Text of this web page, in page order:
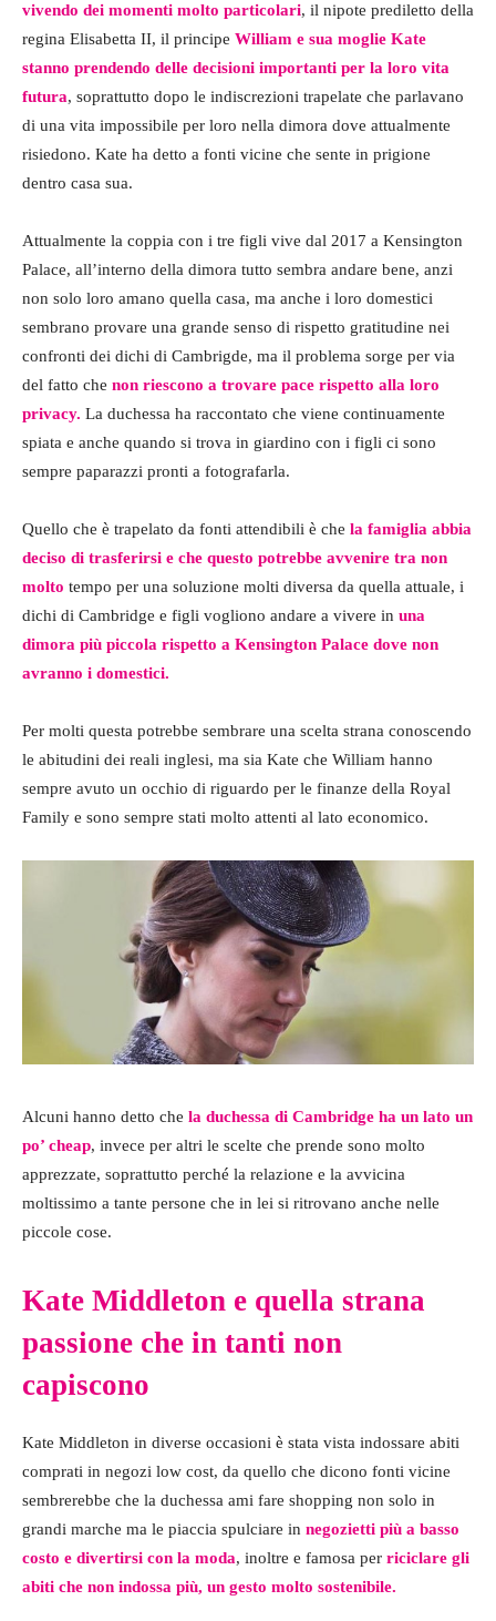
vivendo dei momenti molto particolari, il nipote prediletto della
regina Elisabetta II, il principe William e sua moglie Kate
stanno prendendo delle decisioni importanti per la loro vita
futura, soprattutto dopo le indiscrezioni trapelate che parlavano
di una vita impossibile per loro nella dimora dove attualmente
risiedono. Kate ha detto a fonti vicine che sente in prigione
dentro casa sua.
Attualmente la coppia con i tre figli vive dal 2017 a Kensington
Palace, all’interno della dimora tutto sembra andare bene, anzi
non solo loro amano quella casa, ma anche i loro domestici
sembrano provare una grande senso di rispetto gratitudine nei
confronti dei dichi di Cambrigde, ma il problema sorge per via
del fatto che non riescono a trovare pace rispetto alla loro
privacy. La duchessa ha raccontato che viene continuamente
spiata e anche quando si trova in giardino con i figli ci sono
sempre paparazzi pronti a fotografarla.
Quello che è trapelato da fonti attendibili è che la famiglia abbia
deciso di trasferirsi e che questo potrebbe avvenire tra non
molto tempo per una soluzione molti diversa da quella attuale, i
dichi di Cambridge e figli vogliono andare a vivere in una
dimora più piccola rispetto a Kensington Palace dove non
avranno i domestici.
Per molti questa potrebbe sembrare una scelta strana conoscendo
le abitudini dei reali inglesi, ma sia Kate che William hanno
sempre avuto un occhio di riguardo per le finanze della Royal
Family e sono sempre stati molto attenti al lato economico.
Alcuni hanno detto che la duchessa di Cambridge ha un lato un
po’ cheap, invece per altri le scelte che prende sono molto
apprezzate, soprattutto perché la relazione e la avvicina
moltissimo a tante persone che in lei si ritrovano anche nelle
piccole cose.
Kate Middleton e quella strana
passione che in tanti non
capiscono
Kate Middleton in diverse occasioni è stata vista indossare abiti
comprati in negozi low cost, da quello che dicono fonti vicine
sembrerebbe che la duchessa ami fare shopping non solo in
grandi marche ma le piaccia spulciare in negozietti più a basso
costo e divertirsi con la moda, inoltre e famosa per riciclare gli
abiti che non indossa più, un gesto molto sostenibile.